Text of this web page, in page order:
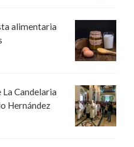
alimentaria
Candelaria
Hernández